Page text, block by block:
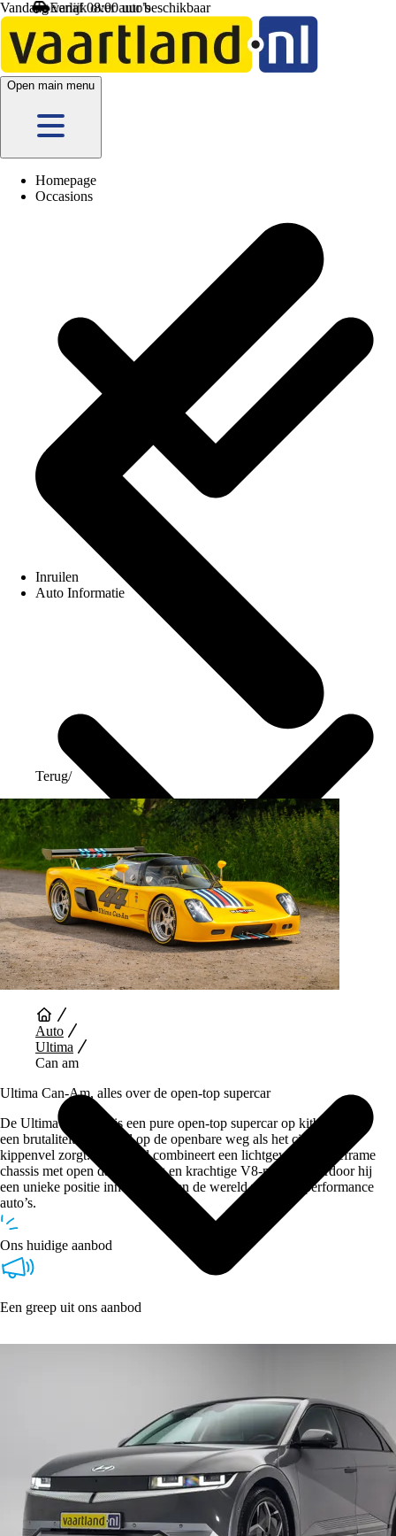
Vandaag vanaf 08:00 uur beschikbaar
Open main menu
Homepage
Occasions
Inruilen
Auto Informatie
Auto Diensten
Terug/
Auto
Ultima
Can am
Ultima Can‑Am, alles over de open‑top supercar
De Ultima Can‑Am is een pure open‑top supercar op kitbasis met
een brutaliteit die zowel op de openbare weg als het circuit voor
kippenvel zorgt. Dit model combineert een lichtgewicht spaceframe
chassis met open dakbeleving en krachtige V8-motor, waardoor hij
een unieke positie inneemt binnen de wereld van high‑performance
auto’s.
Ons huidige aanbod
Een greep uit ons aanbod